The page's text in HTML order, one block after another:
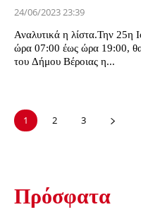
24/06/2023 23:39
Αναλυτικά η λίστα.Την 25η
ώρα 07:00 έως ώρα 19:00, θα
του Δήμου Βέροιας η...
1 2 3
Πρόσφατα